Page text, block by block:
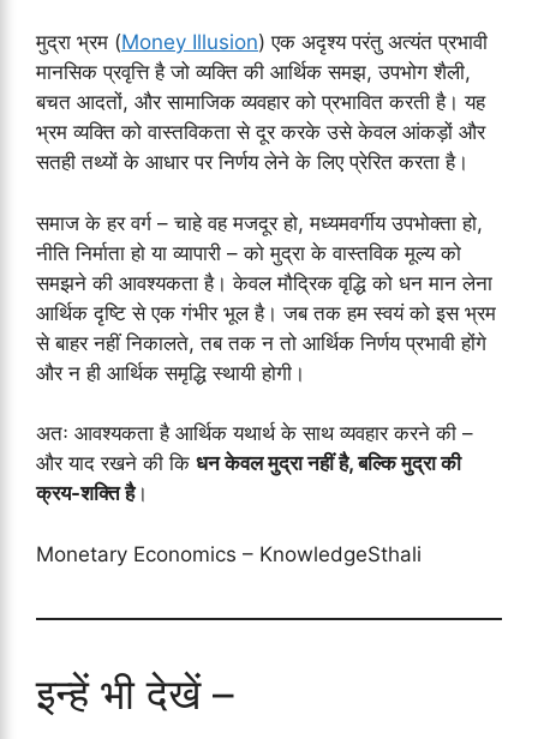
मुद्रा भ्रम (Money Illusion) एक अदृश्य परंतु अत्यंत प्रभावी
मानसिक प्रवृत्ति है जो व्यक्ति की आर्थिक समझ, उपभोग शैली,
बचत आदतों, और सामाजिक व्यवहार को प्रभावित करती है। यह
भ्रम व्यक्ति को वास्तविकता से दूर करके उसे केवल आंकड़ों और
सतही तथ्यों के आधार पर निर्णय लेने के लिए प्रेरित करता है।
समाज के हर वर्ग – चाहे वह मजदूर हो, मध्यमवर्गीय उपभोक्ता हो,
नीति निर्माता हो या व्यापारी – को मुद्रा के वास्तविक मूल्य को
समझने की आवश्यकता है। केवल मौद्रिक वृद्धि को धन मान लेना
आर्थिक दृष्टि से एक गंभीर भूल है। जब तक हम स्वयं को इस भ्रम
से बाहर नहीं निकालते, तब तक न तो आर्थिक निर्णय प्रभावी होंगे
और न ही आर्थिक समृद्धि स्थायी होगी।
अतः आवश्यकता है आर्थिक यथार्थ के साथ व्यवहार करने की –
और याद रखने की कि धन केवल मुद्रा नहीं है, बल्कि मुद्रा की
क्रय-शक्ति है।
Monetary Economics – KnowledgeSthali
इन्हें भी देखें –